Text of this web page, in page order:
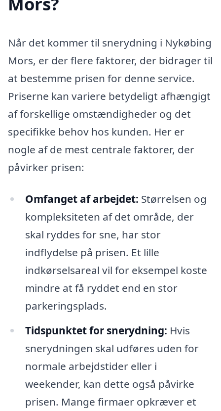
Når det kommer til snerydning i Nykøbing
Mors, er der flere faktorer, der bidrager til
at bestemme prisen for denne service.
Priserne kan variere betydeligt afhængigt
af forskellige omstændigheder og det
specifikke behov hos kunden. Her er
nogle af de mest centrale faktorer, der
påvirker prisen:
Omfanget af arbejdet: Størrelsen og
kompleksiteten af det område, der
skal ryddes for sne, har stor
indflydelse på prisen. Et lille
indkørselsareal vil for eksempel koste
mindre at få ryddet end en stor
parkeringsplads.
Tidspunktet for snerydning: Hvis
snerydningen skal udføres uden for
normale arbejdstider eller i
weekender, kan dette også påvirke
prisen. Mange firmaer opkræver et